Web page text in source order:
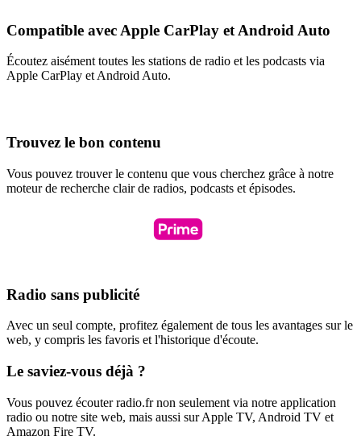
Compatible avec Apple CarPlay et Android Auto
Écoutez aisément toutes les stations de radio et les podcasts via
Apple CarPlay et Android Auto.
Trouvez le bon contenu
Vous pouvez trouver le contenu que vous cherchez grâce à notre
moteur de recherche clair de radios, podcasts et épisodes.
Radio sans publicité
Avec un seul compte, profitez également de tous les avantages sur le
web, y compris les favoris et l'historique d'écoute.
Le saviez-vous déjà ?
Vous pouvez écouter radio.fr non seulement via notre application
radio ou notre site web, mais aussi sur Apple TV, Android TV et
Amazon Fire TV.